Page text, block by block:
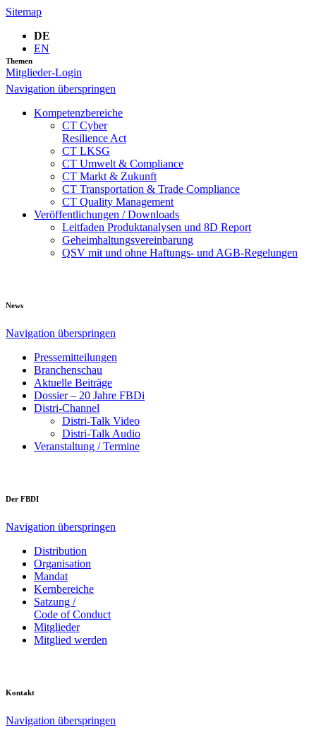
Sitemap
DE
EN
Mitglieder-Login
Themen
Navigation überspringen
Kompetenzbereiche
CT Cyber
Resilience Act
CT LKSG
CT Umwelt & Compliance
CT Markt & Zukunft
CT Transportation & Trade Compliance
CT Quality Management
Veröffentlichungen / Downloads
Leitfaden Produktanalysen und 8D Report
Geheimhaltungsverein­barung
QSV mit und ohne Haftungs- und AGB-Regelungen
News
Navigation überspringen
Pressemitteilungen
Branchenschau
Aktuelle Beiträge
Dossier – 20 Jahre FBDi
Distri-Channel
Distri-Talk Video
Distri-Talk Audio
Veranstaltung / Termine
Der FBDI
Navigation überspringen
Distribution
Organisation
Mandat
Kernbereiche
Satzung /
Code of Conduct
Mitglieder
Mitglied werden
Kontakt
Navigation überspringen